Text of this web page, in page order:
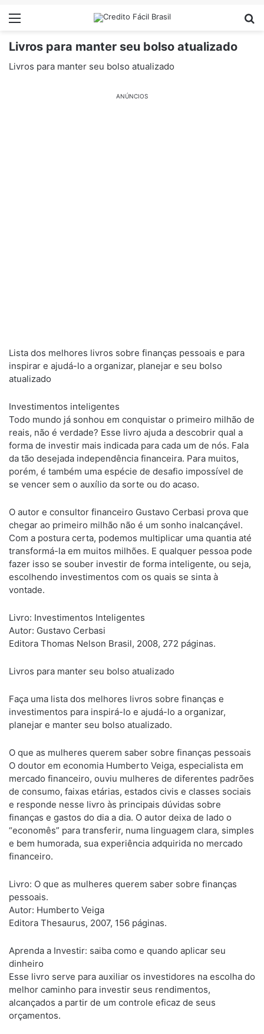
Menu
Livros para manter seu bolso atualizado
Livros para manter seu bolso atualizado
ANÚNCIOS
Lista dos melhores livros sobre finanças pessoais e para
inspirar e ajudá-lo a organizar, planejar e seu bolso
atualizado
Investimentos inteligentes
Todo mundo já sonhou em conquistar o primeiro milhão de
reais, não é verdade? Esse livro ajuda a descobrir qual a
forma de investir mais indicada para cada um de nós. Fala
da tão desejada independência financeira. Para muitos,
porém, é também uma espécie de desafio impossível de
se vencer sem o auxílio da sorte ou do acaso.
O autor e consultor financeiro Gustavo Cerbasi prova que
chegar ao primeiro milhão não é um sonho inalcançável.
Com a postura certa, podemos multiplicar uma quantia até
transformá-la em muitos milhões. E qualquer pessoa pode
fazer isso se souber investir de forma inteligente, ou seja,
escolhendo investimentos com os quais se sinta à
vontade.
Livro: Investimentos Inteligentes
Autor: Gustavo Cerbasi
Editora Thomas Nelson Brasil, 2008, 272 páginas.
Livros para manter seu bolso atualizado
Faça uma lista dos melhores livros sobre finanças e
investimentos para inspirá-lo e ajudá-lo a organizar,
planejar e manter seu bolso atualizado.
O que as mulheres querem saber sobre finanças pessoais
O doutor em economia Humberto Veiga, especialista em
mercado financeiro, ouviu mulheres de diferentes padrões
de consumo, faixas etárias, estados civis e classes sociais
e responde nesse livro às principais dúvidas sobre
finanças e gastos do dia a dia. O autor deixa de lado o
“economês” para transferir, numa linguagem clara, simples
e bem humorada, sua experiência adquirida no mercado
financeiro.
Livro: O que as mulheres querem saber sobre finanças
pessoais.
Autor: Humberto Veiga
Editora Thesaurus, 2007, 156 páginas.
Aprenda a Investir: saiba como e quando aplicar seu
dinheiro
Esse livro serve para auxiliar os investidores na escolha do
melhor caminho para investir seus rendimentos,
alcançados a partir de um controle eficaz de seus
orçamentos.